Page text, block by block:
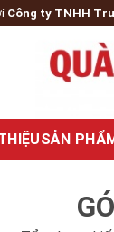
Công ty TNHH
SẢN